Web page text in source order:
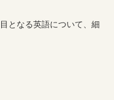
となる英語について、細